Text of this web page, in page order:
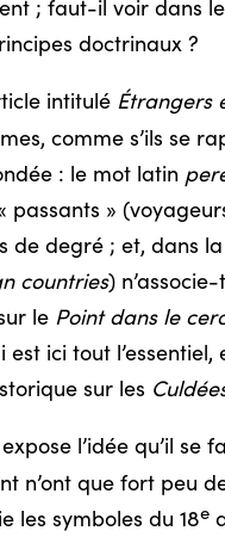
; faut-il voir dans
doctrinaux ?
intitulé Étrangers
comme s’ils se
: le mot latin
»
degré ; et, dans
countries)
le Point dans le
ici tout
sur les
l’idée qu’il se
n’ont que fort
les symboles du 18e